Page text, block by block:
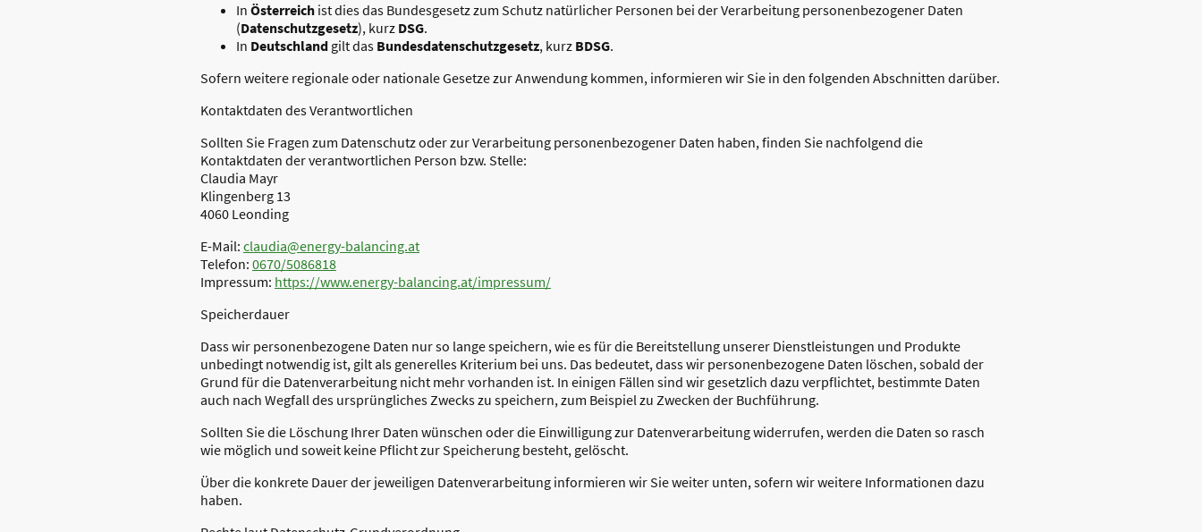
In Österreich ist dies das Bundesgesetz zum Schutz natürlicher Personen bei der Verarbeitung personenbezogener Daten
(Datenschutzgesetz), kurz DSG.
In Deutschland gilt das Bundesdatenschutzgesetz, kurz BDSG.
Sofern weitere regionale oder nationale Gesetze zur Anwendung kommen, informieren wir Sie in den folgenden Abschnitten darüber.
Kontaktdaten des Verantwortlichen
Sollten Sie Fragen zum Datenschutz oder zur Verarbeitung personenbezogener Daten haben, finden Sie nachfolgend die
Kontaktdaten der verantwortlichen Person bzw. Stelle:
Claudia Mayr
Klingenberg 13
4060 Leonding
E-Mail: claudia@energy-balancing.at
Telefon: 0670/5086818
Impressum: https://www.energy-balancing.at/impressum/
Speicherdauer
Dass wir personenbezogene Daten nur so lange speichern, wie es für die Bereitstellung unserer Dienstleistungen und Produkte
unbedingt notwendig ist, gilt als generelles Kriterium bei uns. Das bedeutet, dass wir personenbezogene Daten löschen, sobald der
Grund für die Datenverarbeitung nicht mehr vorhanden ist. In einigen Fällen sind wir gesetzlich dazu verpflichtet, bestimmte Daten
auch nach Wegfall des ursprüngliches Zwecks zu speichern, zum Beispiel zu Zwecken der Buchführung.
Sollten Sie die Löschung Ihrer Daten wünschen oder die Einwilligung zur Datenverarbeitung widerrufen, werden die Daten so rasch
wie möglich und soweit keine Pflicht zur Speicherung besteht, gelöscht.
Über die konkrete Dauer der jeweiligen Datenverarbeitung informieren wir Sie weiter unten, sofern wir weitere Informationen dazu
haben.